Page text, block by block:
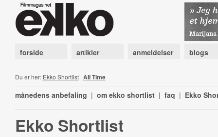
forside artikler anmeldelser blogs
Du er her: Ekko Shortlist| All Time
månedens anbefaling | om ekko shortlist | faq | Ekko
Ekko Shortlist